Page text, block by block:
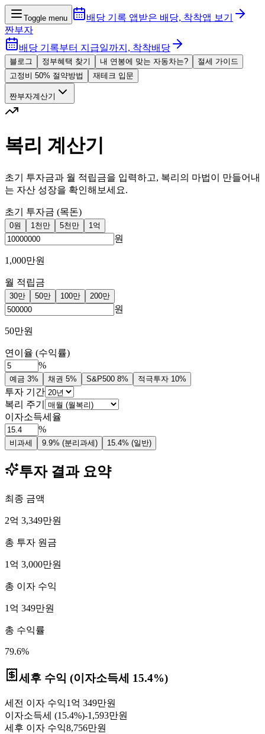
Toggle menu 배당 기록 앱받은 배당, 착착앱 보기
짠부자
배당 기록부터 지급일까지, 착착배당
블로그 정부혜택 찾기 내 연봉에 맞는 자동차는?
절세 가이드
고정비 50% 절약방법
재테크 입문
짠부자계산기
복리 계산기
초기 투자금과 월 적립금을 입력하고, 복리의 마법이 만들어내
는 자산 성장을 확인해보세요.
초기 투자금 (목돈)
0원 1천만 5천만 1억
원
1,000만원
월 적립금
30만 50만 100만 200만
원
50만원
연이율 (수익률)
%
예금 3% 채권 5% S&P500 8% 적극투자 10%
투자 기간
복리 주기
이자소득세율
%
비과세 9.9% (분리과세) 15.4% (일반)
투자 결과 요약
최종 금액
2억 3,349만원
총 투자 원금
1억 3,000만원
총 이자 수익
1억 349만원
총 수익률
79.6%
세후 수익 (이자소득세 15.4%)
세전 이자 수익1억 349만원
이자소득세 (15.4%)-1,593만원
세후 이자 수익8,756만원